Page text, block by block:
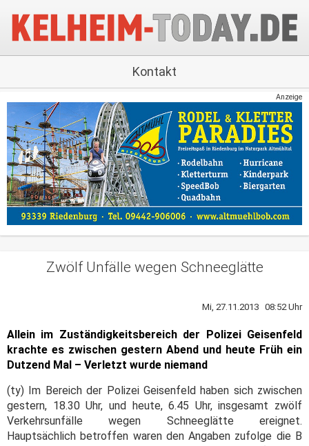
Kontakt
Anzeige
Zwölf Unfälle wegen Schneeglätte
Mi, 27.11.2013 08:52 Uhr
Allein im Zuständigkeitsbereich der Polizei Geisenfeld
krachte es zwischen gestern Abend und heute Früh ein
Dutzend Mal – Verletzt wurde niemand
(ty) Im Bereich der Polizei Geisenfeld haben sich zwischen
gestern, 18.30 Uhr, und heute, 6.45 Uhr, insgesamt zwölf
Verkehrsunfälle wegen Schneeglätte ereignet.
Hauptsächlich betroffen waren den Angaben zufolge die B